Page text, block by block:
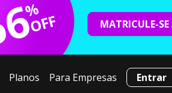
%
OFF MATRICULE-
Planos Para Empresas Entrar